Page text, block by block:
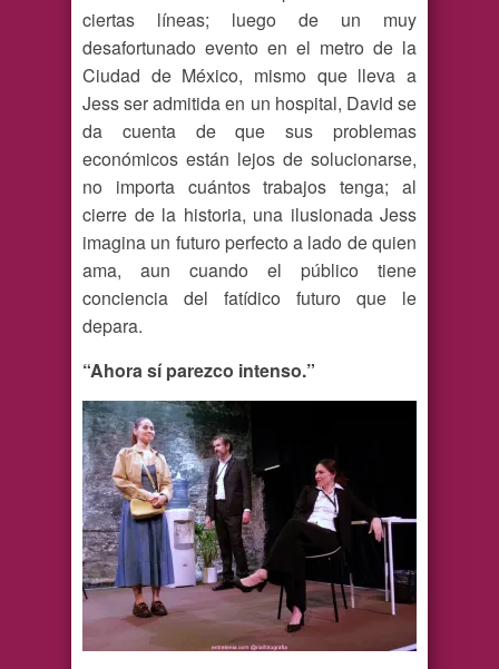
ciertas líneas; luego de un muy
desafortunado evento en el metro de la
Ciudad de México, mismo que lleva a
Jess ser admitida en un hospital, David se
da cuenta de que sus problemas
económicos están lejos de solucionarse,
no importa cuántos trabajos tenga; al
cierre de la historia, una ilusionada Jess
imagina un futuro perfecto a lado de quien
ama, aun cuando el público tiene
conciencia del fatídico futuro que le
depara.
“Ahora sí parezco intenso.”